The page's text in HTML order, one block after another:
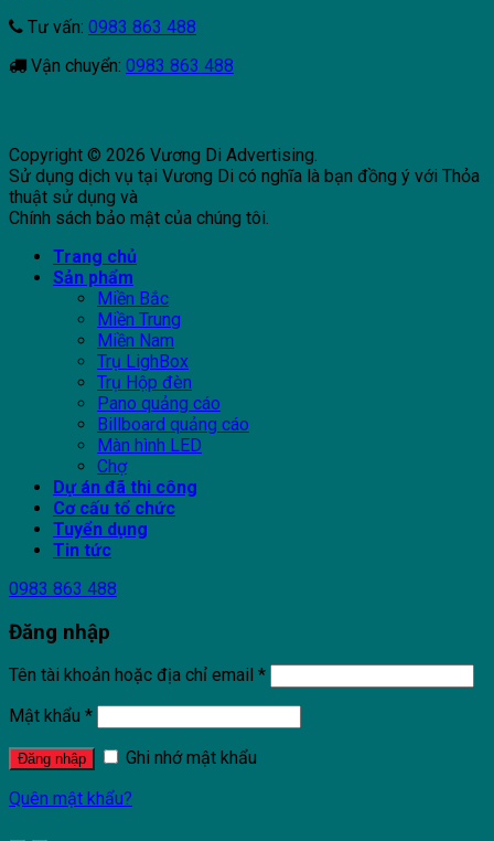
Tư vấn: 0983 863 488
Vận chuyển: 0983 863 488
Copyright © 2026 Vương Di Advertising.
Sử dụng dịch vụ tại Vương Di có nghĩa là bạn đồng ý với Thỏa
thuật sử dụng và
Chính sách bảo mật của chúng tôi.
Trang chủ
Sản phẩm
Miền Bắc
Miền Trung
Miền Nam
Trụ LighBox
Trụ Hộp đèn
Pano quảng cáo
Billboard quảng cáo
Màn hình LED
Chợ
Dự án đã thi công
Cơ cấu tổ chức
Tuyển dụng
Tin tức
0983 863 488
Đăng nhập
Tên tài khoản hoặc địa chỉ email *
Mật khẩu *
Đăng nhập
Ghi nhớ mật khẩu
Quên mật khẩu?